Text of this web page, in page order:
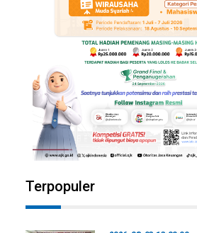
Terpopuler